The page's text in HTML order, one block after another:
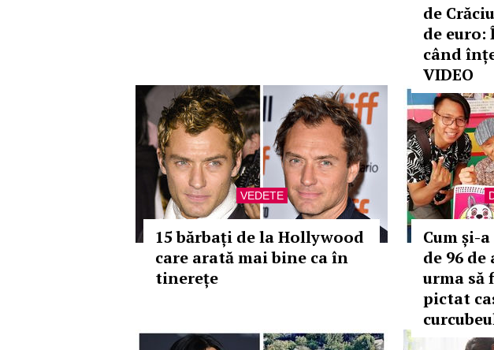
de
de
când
VIDEO
VEDETE
15 bărbați de la Hollywood
care arată mai bine ca în
tinerețe
Cum și-
de 96
urma să
pictat